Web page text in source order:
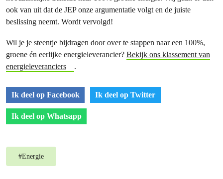
ook van uit dat de JEP onze argumentatie volgt en de juiste
beslissing neemt. Wordt vervolgd!
Wil je je steentje bijdragen door over te stappen naar een 100%,
groene én eerlijke energieleverancier? Bekijk ons klassement van
energieleveranciers
.
Ik deel op Facebook Ik deel op Twitter
Ik deel op Whatsapp
#Energie